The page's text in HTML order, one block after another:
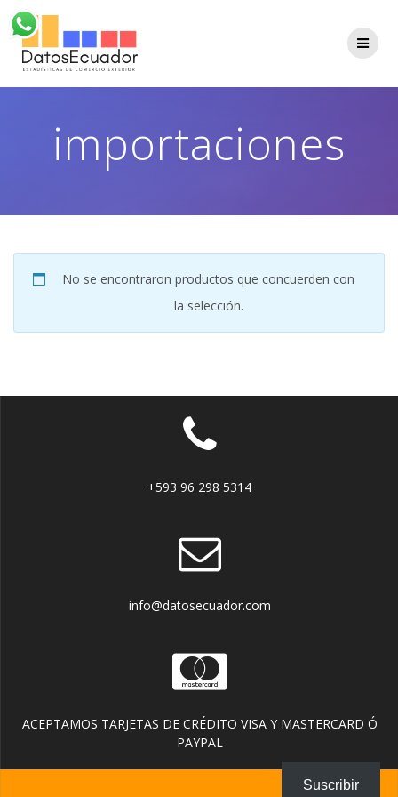
importaciones
No se encontraron productos que concuerden con
la selección.
+593 96 298 5314
info@datosecuador.com
ACEPTAMOS TARJETAS DE CRÉDITO VISA Y MASTERCARD Ó
PAYPAL
Suscribir